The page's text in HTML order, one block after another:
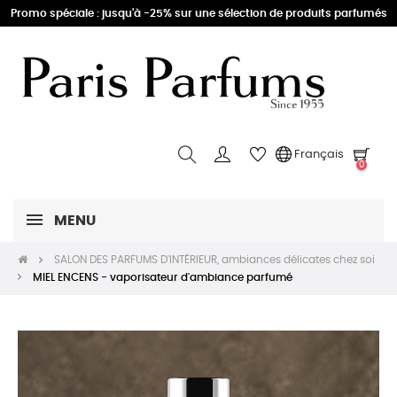
Promo spéciale : jusqu'à -25% sur une sélection de produits parfumés
Français
0
MENU
SALON DES PARFUMS D'INTÉRIEUR, ambiances délicates chez soi
MIEL ENCENS - vaporisateur d'ambiance parfumé